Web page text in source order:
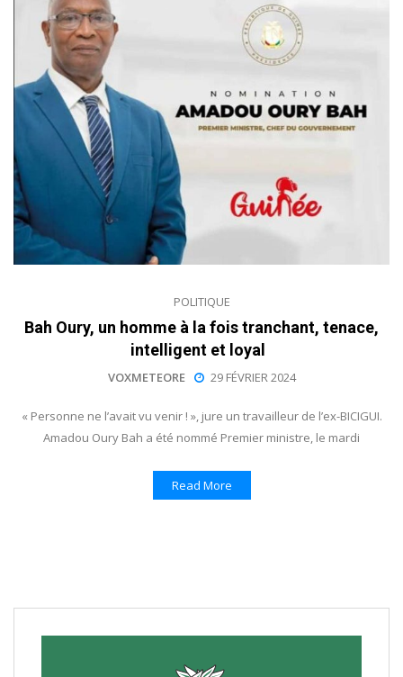
POLITIQUE
Bah Oury, un homme à la fois tranchant, tenace,
intelligent et loyal
VOXMETEORE 29 FÉVRIER 2024
« Personne ne l’avait vu venir ! », jure un travailleur de l’ex-BICIGUI.
Amadou Oury Bah a été nommé Premier ministre, le mardi
Read More